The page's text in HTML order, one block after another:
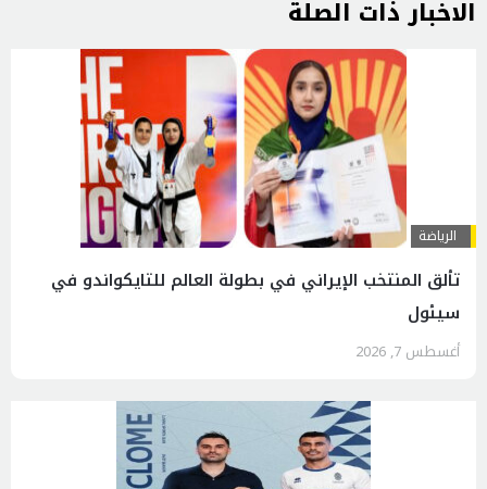
الاخبار ذات الصلة
الرياضة
تألق المنتخب الإيراني في بطولة العالم للتايكواندو في
سيئول
أغسطس 7, 2026